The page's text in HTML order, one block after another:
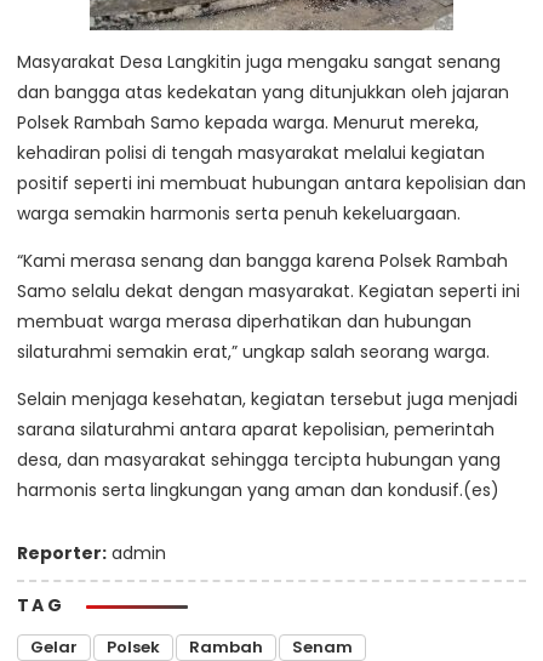
Masyarakat Desa Langkitin juga mengaku sangat senang
dan bangga atas kedekatan yang ditunjukkan oleh jajaran
Polsek Rambah Samo kepada warga. Menurut mereka,
kehadiran polisi di tengah masyarakat melalui kegiatan
positif seperti ini membuat hubungan antara kepolisian dan
warga semakin harmonis serta penuh kekeluargaan.
“Kami merasa senang dan bangga karena Polsek Rambah
Samo selalu dekat dengan masyarakat. Kegiatan seperti ini
membuat warga merasa diperhatikan dan hubungan
silaturahmi semakin erat,” ungkap salah seorang warga.
Selain menjaga kesehatan, kegiatan tersebut juga menjadi
sarana silaturahmi antara aparat kepolisian, pemerintah
desa, dan masyarakat sehingga tercipta hubungan yang
harmonis serta lingkungan yang aman dan kondusif.(es)
Reporter: admin
TAG
Gelar Polsek Rambah Senam